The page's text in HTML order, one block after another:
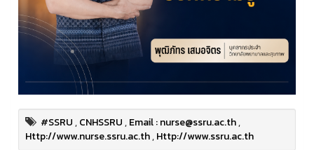
#SSRU,CNHSSRU,Email : nurse@ssru.ac.th,
Http://www.nurse.ssru.ac.th,Http://www.ssru.ac.th